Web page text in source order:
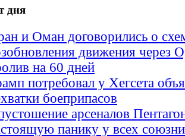
дня
и Оман договорились о
движения через
на 60 дней
потребовал у Хегсета
боеприпасов
арсеналов
панику у всех